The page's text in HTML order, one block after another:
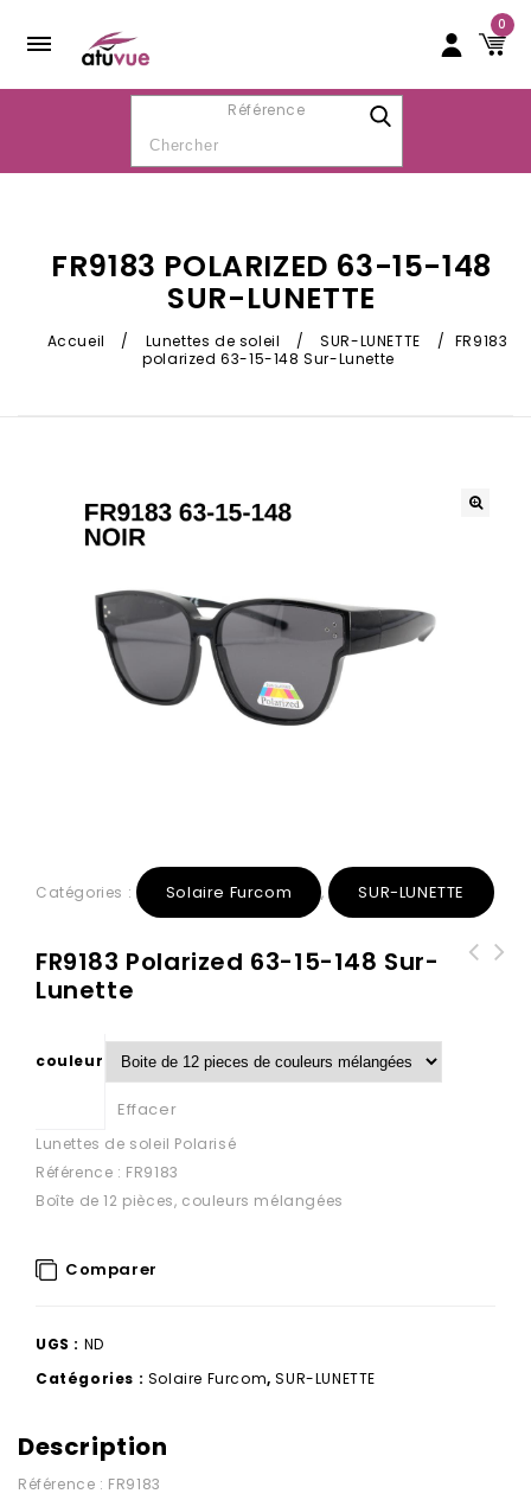
0
Référence
FR9183 POLARIZED 63-15-148
SUR-LUNETTE
Accueil / Lunettes de soleil / SUR-LUNETTE / FR9183
polarized 63-15-148 Sur-Lunette
Catégories : Solaire Furcom , SUR-LUNETTE
FR9183 Polarized 63-15-148 Sur-
Lunette
couleur
Effacer
Lunettes de soleil Polarisé
Référence : FR9183
Boîte de 12 pièces, couleurs mélangées
Comparer
UGS : ND
Catégories : Solaire Furcom,SUR-LUNETTE
Description
Référence : FR9183